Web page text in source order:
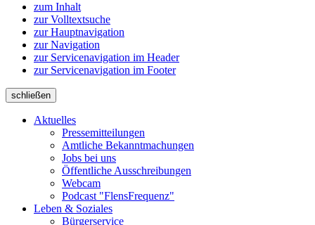
zum Inhalt
zur Volltextsuche
zur Hauptnavigation
zur Navigation
zur Servicenavigation im Header
zur Servicenavigation im Footer
schließen
Aktuelles
Pressemitteilungen
Amtliche Bekanntmachungen
Jobs bei uns
Öffentliche Ausschreibungen
Webcam
Podcast "FlensFrequenz"
Leben & Soziales
Bürgerservice